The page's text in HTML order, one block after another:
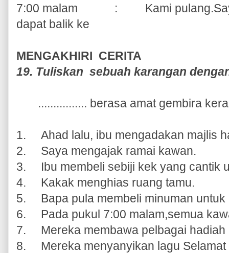
7:00 malam
:
Kami
dapat balik ke
MENGAKHIRI CERITA
19. Tuliskan sebuah karangan
................ berasa amat gembira
1.
Ahad lalu, ibu mengadakan majlis
2.
Saya mengajak ramai kawan.
3.
Ibu membeli sebiji kek yang cantik
4.
Kakak menghias ruang tamu.
5.
Bapa pula membeli minuman
6.
Pada pukul 7:00 malam,semua
7.
Mereka membawa pelbagai
8.
Mereka menyanyikan lagu